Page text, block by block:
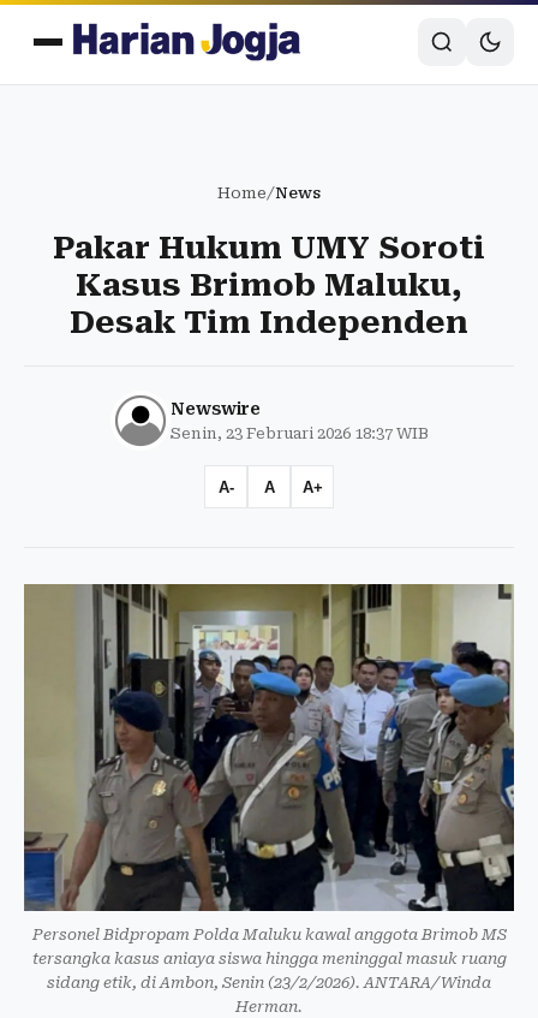
Home/News
Pakar Hukum UMY Soroti
Kasus Brimob Maluku,
Desak Tim Independen
Newswire
Senin, 23 Februari 2026 18:37 WIB
A- A A+
Personel Bidpropam Polda Maluku kawal anggota Brimob MS
tersangka kasus aniaya siswa hingga meninggal masuk ruang
sidang etik, di Ambon, Senin (23/2/2026). ANTARA/Winda
Herman.